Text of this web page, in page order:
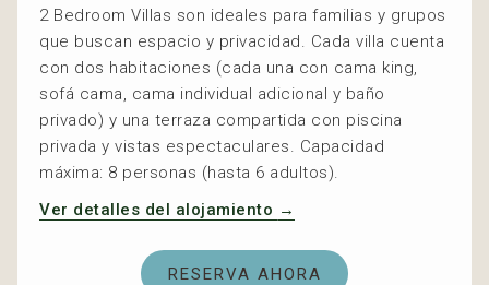
2 Bedroom Villas son ideales para familias y grupos
que buscan espacio y privacidad. Cada villa cuenta
con dos habitaciones (cada una con cama king,
sofá cama, cama individual adicional y baño
privado) y una terraza compartida con piscina
privada y vistas espectaculares. Capacidad
máxima: 8 personas (hasta 6 adultos).
Ver detalles del alojamiento
RESERVA AHORA